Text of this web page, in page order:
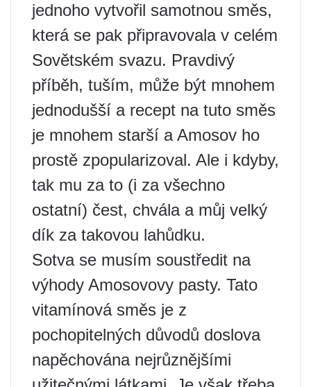
jednoho vytvořil samotnou směs,
která se pak připravovala v celém
Sovětském svazu. Pravdivý
příběh, tuším, může být mnohem
jednodušší a recept na tuto směs
je mnohem starší a Amosov ho
prostě zpopularizoval. Ale i kdyby,
tak mu za to (i za všechno
ostatní) čest, chvála a můj velký
dík za takovou lahůdku.
Sotva se musím soustředit na
výhody Amosovovy pasty. Tato
vitamínová směs je z
pochopitelných důvodů doslova
napěchována nejrůznějšími